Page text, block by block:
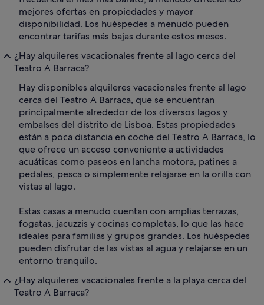
mejores ofertas en propiedades y mayor
disponibilidad. Los huéspedes a menudo pueden
encontrar tarifas más bajas durante estos meses.
¿Hay alquileres vacacionales frente al lago cerca del
Teatro A Barraca?
Hay disponibles alquileres vacacionales frente al lago
cerca del Teatro A Barraca, que se encuentran
principalmente alrededor de los diversos lagos y
embalses del distrito de Lisboa. Estas propiedades
están a poca distancia en coche del Teatro A Barraca, lo
que ofrece un acceso conveniente a actividades
acuáticas como paseos en lancha motora, patines a
pedales, pesca o simplemente relajarse en la orilla con
vistas al lago.
Estas casas a menudo cuentan con amplias terrazas,
fogatas, jacuzzis y cocinas completas, lo que las hace
ideales para familias y grupos grandes. Los huéspedes
pueden disfrutar de las vistas al agua y relajarse en un
entorno tranquilo.
¿Hay alquileres vacacionales frente a la playa cerca del
Teatro A Barraca?